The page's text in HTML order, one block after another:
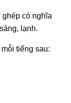
có nghĩa
lạnh.
tiếng sau: